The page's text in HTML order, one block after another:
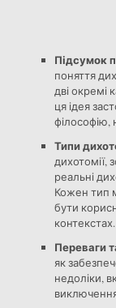
Підсумок
поняття
дві окремі
ця ідея
філософію,
Типи
дихотомії,
реальні
Кожен тип
бути
контекстах.
Переваги
як
недоліки,